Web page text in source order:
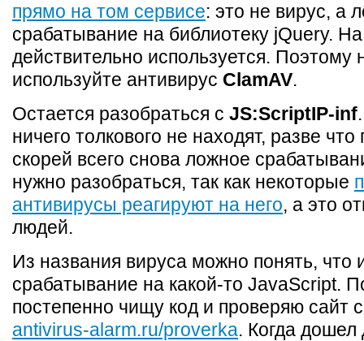
прямо на том сервисе: это не вирус, а
срабатывание на библиотеку jQuery.
действительно используется. Поэтому
используйте антивирус ClamAV.
Остается разобраться с JS:ScriptIP-inf
ничего толкового не находят, разве
скорей всего снова ложное
нужно разобраться, так как некоторые
антивирусы реагируют на него, а это
людей.
Из названия вируса можно понять, что
срабатывание на какой-то JavaScript.
постепенно чищу код и проверяю сайт
antivirus-alarm.ru/proverka. Когда дошел